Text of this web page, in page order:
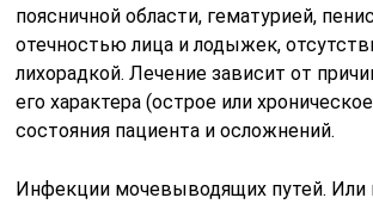
поясничной области, гематурией,
отечностью лица и лодыжек,
лихорадкой. Лечение зависит от
его характера (острое или
состояния пациента и осложнений.
Инфекции мочевыводящих путей. Или